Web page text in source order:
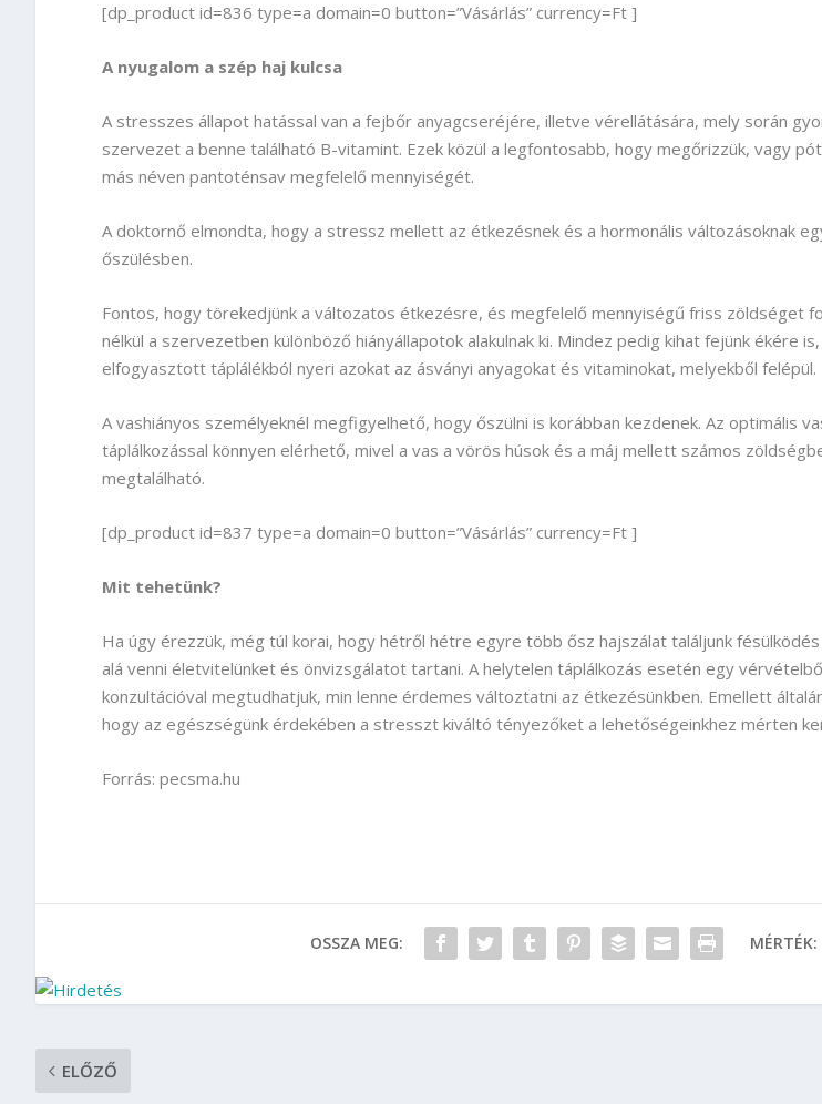
[dp_product id=836 type=a domain=0 button=”Vásárlás” currency=Ft ]
A nyugalom a szép haj kulcsa
A stresszes állapot hatással van a fejbőr anyagcseréjére, illetve vérellátására, mely során
szervezet a benne található B-vitamint. Ezek közül a legfontosabb, hogy megőrizzük, vagy
más néven pantoténsav megfelelő mennyiségét.
A doktornő elmondta, hogy a stressz mellett az étkezésnek és a hormonális változásoknak
őszülésben.
Fontos, hogy törekedjünk a változatos étkezésre, és megfelelő mennyiségű friss zöldséget
nélkül a szervezetben különböző hiányállapotok alakulnak ki. Mindez pedig kihat fejünk ékére
elfogyasztott táplálékból nyeri azokat az ásványi anyagokat és vitaminokat, melyekből felépül.
A vashiányos személyeknél megfigyelhető, hogy őszülni is korábban kezdenek. Az optimális
táplálkozással könnyen elérhető, mivel a vas a vörös húsok és a máj mellett számos
megtalálható.
[dp_product id=837 type=a domain=0 button=”Vásárlás” currency=Ft ]
Mit tehetünk?
Ha úgy érezzük, még túl korai, hogy hétről hétre egyre több ősz hajszálat találjunk
alá venni életvitelünket és önvizsgálatot tartani. A helytelen táplálkozás esetén egy
konzultációval megtudhatjuk, min lenne érdemes változtatni az étkezésünkben. Emellett
hogy az egészségünk érdekében a stresszt kiváltó tényezőket a lehetőségeinkhez mérten
Forrás: pecsma.hu
OSSZA MEG: MÉRTÉK:
ELŐZŐ